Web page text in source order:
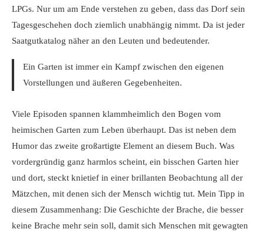
LPGs. Nur um am Ende verstehen zu geben, dass das Dorf sein
Tagesgeschehen doch ziemlich unabhängig nimmt. Da ist jeder
Saatgutkatalog näher an den Leuten und bedeutender.
Ein Garten ist immer ein Kampf zwischen den eigenen
Vorstellungen und äußeren Gegebenheiten.
Viele Episoden spannen klammheimlich den Bogen vom
heimischen Garten zum Leben überhaupt. Das ist neben dem
Humor das zweite großartigte Element an diesem Buch. Was
vordergründig ganz harmlos scheint, ein bisschen Garten hier
und dort, steckt knietief in einer brillanten Beobachtung all der
Mätzchen, mit denen sich der Mensch wichtig tut. Mein Tipp in
diesem Zusammenhang: Die Geschichte der Brache, die besser
keine Brache mehr sein soll, damit sich Menschen mit gewagten